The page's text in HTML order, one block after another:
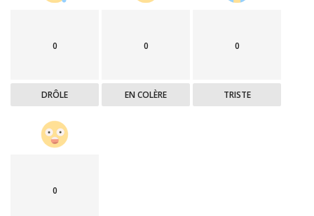
0
DRÔLE
0
EN COLÈRE
0
TRISTE
0